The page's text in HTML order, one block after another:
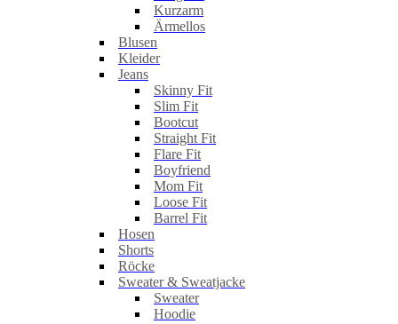
Kurzarm
Ärmellos
Blusen
Kleider
Jeans
Skinny Fit
Slim Fit
Bootcut
Straight Fit
Flare Fit
Boyfriend
Mom Fit
Loose Fit
Barrel Fit
Hosen
Shorts
Röcke
Sweater & Sweatjacke
Sweater
Hoodie